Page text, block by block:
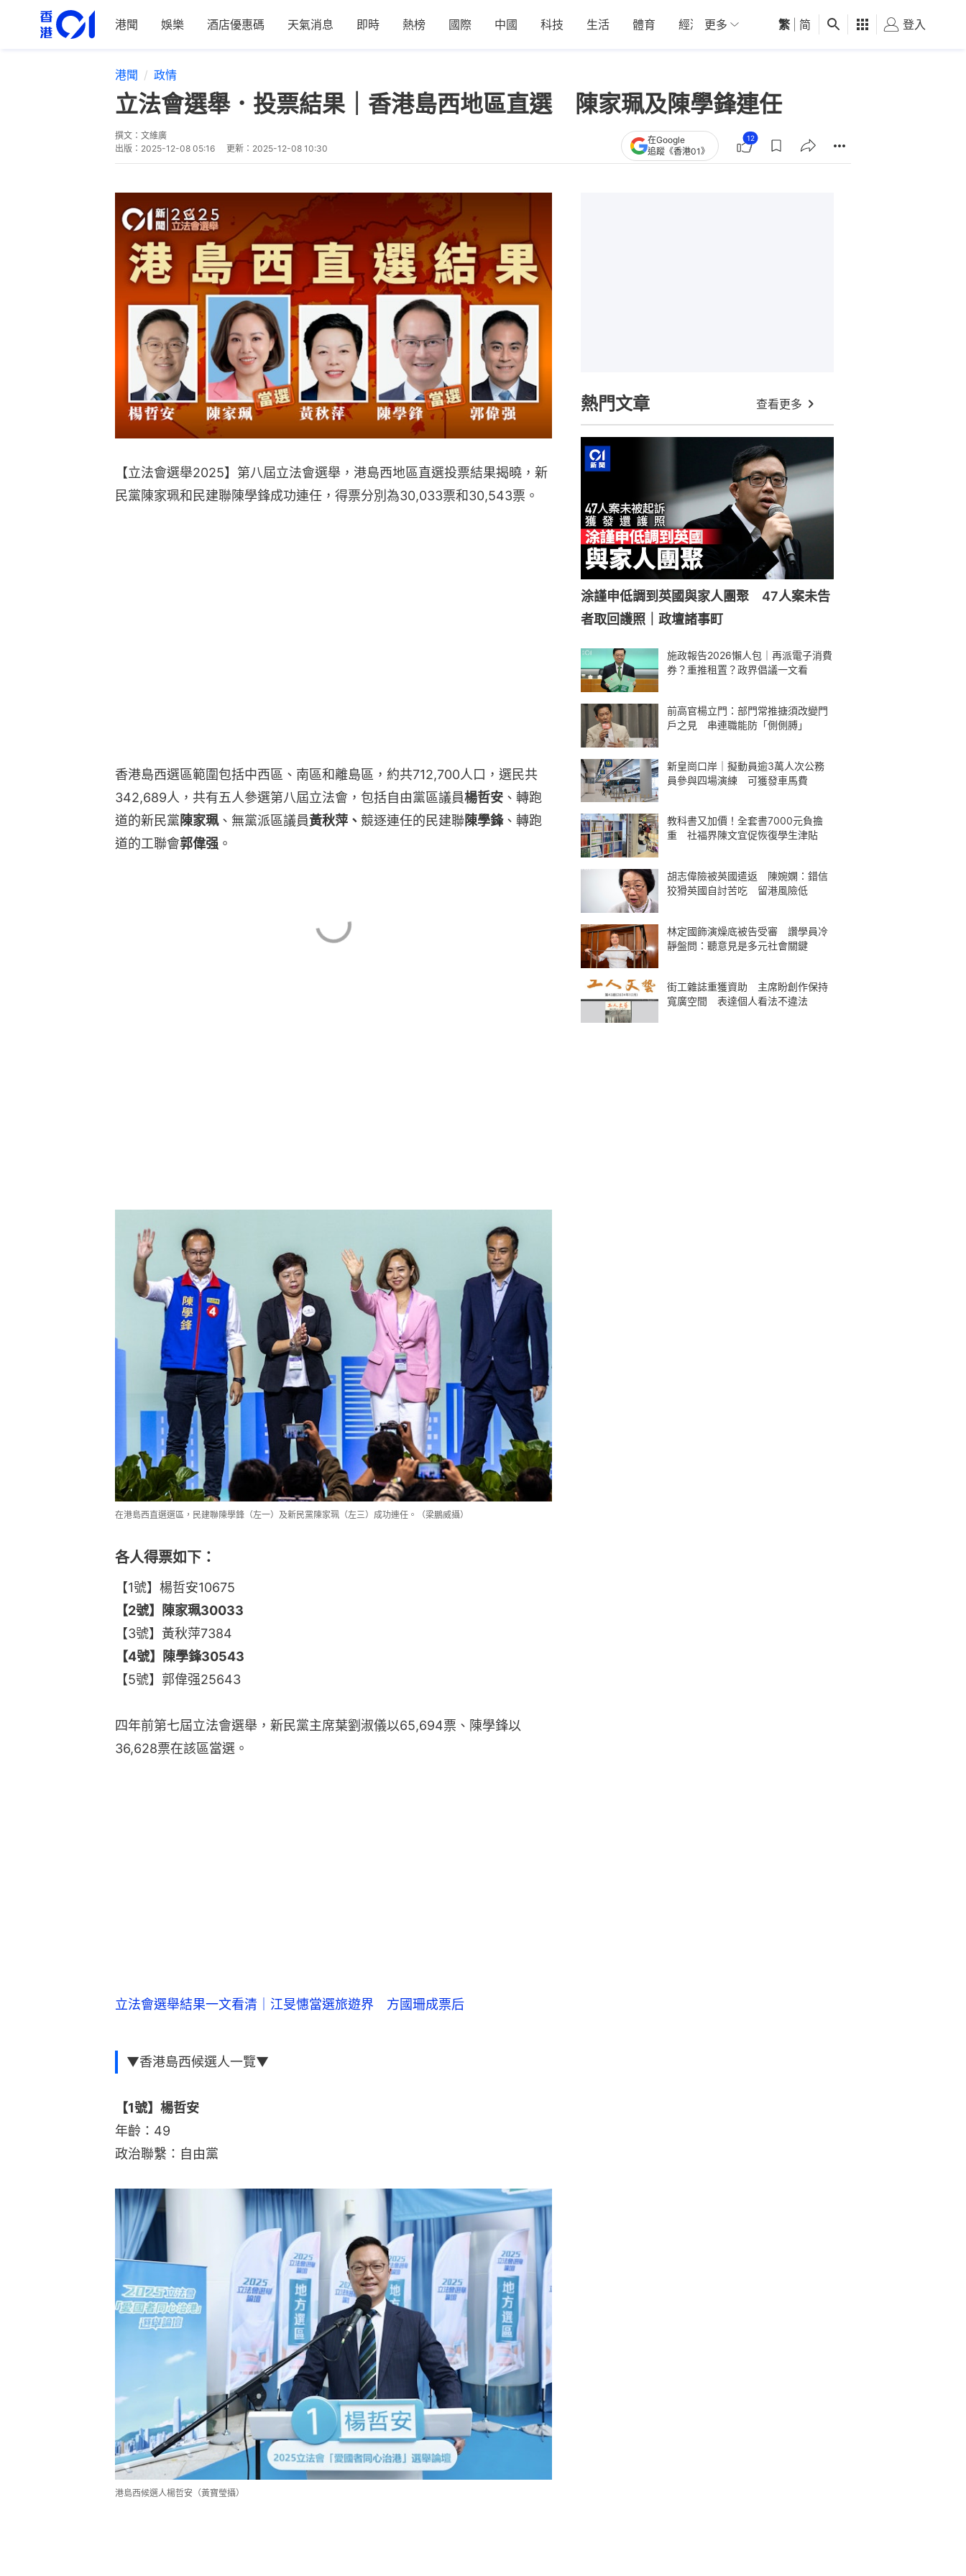
港聞 娛樂 酒店優惠碼 天氣消息 即時 熱榜 國際 中國 科技 生活 體育 經濟 01深圳 觀點 健康 好食玩飛
更多 繁 简 登入
港聞 政情
立法會選舉．投票結果｜香港島西地區直選 陳家珮及陳學鋒連任
撰文： 文維廣
出版： 2025-12-08 05:16 更新： 2025-12-08 10:30
在Google
追蹤《香港01》
12
【立法會選舉2025】第八屆立法會選舉，港島西地區直選投票結果揭曉，新
民黨陳家珮和民建聯陳學鋒成功連任，得票分別為30,033票和30,543票。
香港島西選區範圍包括中西區、南區和離島區，約共712,700人口，選民共
342,689人，共有五人參選第八屆立法會，包括自由黨區議員楊哲安 、轉跑
道的新民黨陳家珮、無黨派區議員黃秋萍、 競逐連任的民建聯陳學鋒、轉跑
道的工聯會郭偉强 。
在港島西直選選區，民建聯陳學鋒（左一）及新民黨陳家珮（左三）成功連任。（梁鵬威攝）
各人得票如下：
【1號】楊哲安10675
【2號】陳家珮30033
【3號】黃秋萍7384
【4號】陳學鋒30543
【5號】郭偉强25643
四年前第七屆立法會選舉，新民黨主席葉劉淑儀以65,694票、陳學鋒以
36,628票在該區當選。
立法會選舉結果一文看清｜江旻憓當選旅遊界 方國珊成票后
▼香港島西候選人一覽▼
【1號】楊哲安
年齡：49
政治聯繫：自由黨
港島西候選人楊哲安（黃寶瑩攝）
熱門文章 查看更多
涂謹申低調到英國與家人團聚 47人案未告
者取回護照｜政壇諸事町
施政報告2026懶人包｜再派電子消費
券？重推租置？政界倡議一文看
前高官楊立門：部門常推搪須改變門
戶之見 串連職能防「側側膊」
新皇崗口岸｜擬動員逾3萬人次公務
員參與四場演練 可獲發車馬費
教科書又加價！全套書7000元負擔
重 社福界陳文宜促恢復學生津貼
胡志偉險被英國遣返 陳婉嫻：錯信
狡猾英國自討苦吃 留港風險低
林定國飾演燥底被告受審 讚學員冷
靜盤問：聽意見是多元社會關鍵
街工雜誌重獲資助 主席盼創作保持
寬廣空間 表達個人看法不違法